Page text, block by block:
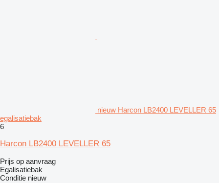
nieuw Harcon LB2400 LEVELLER 65
egalisatiebak
6
Harcon LB2400 LEVELLER 65
Prijs op aanvraag
Egalisatiebak
Conditie nieuw